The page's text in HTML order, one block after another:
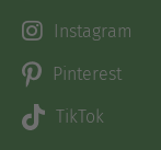
Instagram
Pinterest
TikTok